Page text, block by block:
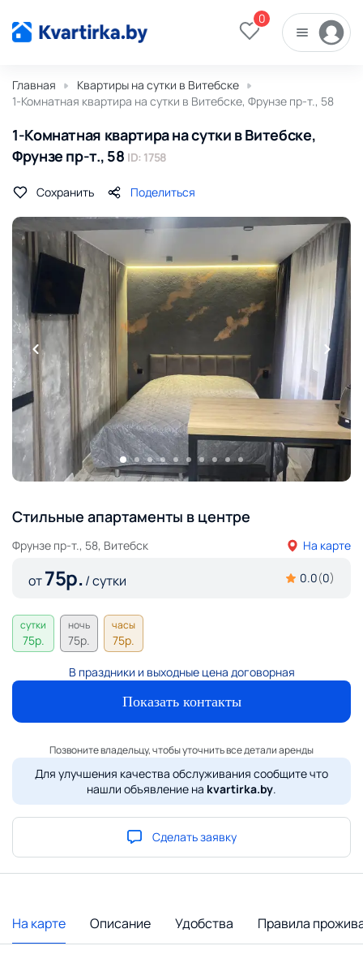
0
Главная
Квартиры на сутки в Витебске
1-Комнатная квартира на сутки в Витебске, Фрунзе пр-т., 58
1-Комнатная квартира на сутки в Витебске,
Фрунзе пр-т., 58 ID: 1758
Сохранить Поделиться
Стильные апартаменты в центре
Фрунзе пр-т., 58, Витебск На карте
от75р./ сутки 0.0(0)
сутки
75р.
ночь
75р.
часы
75р.
В праздники и выходные цена договорная
Показать контакты
Позвоните владельцу, чтобы уточнить все детали аренды
Для улучшения качества обслуживания сообщите что
нашли объявление на kvartirka.by.
Сделать заявку
На карте Описание Удобства Правила